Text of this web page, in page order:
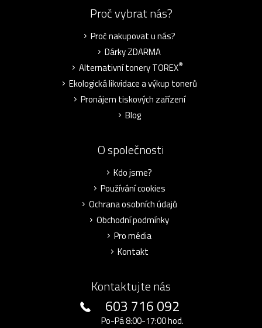
Proč vybrat nás?
Proč nakupovat u nás?
Dárky ZDARMA
Alternativní tonery TOREX®
Ekologická likvidace a výkup tonerů
Pronájem tiskových zařízení
Blog
O společnosti
Kdo jsme?
Používání cookies
Ochrana osobních údajů
Obchodní podmínky
Pro média
Kontakt
Kontaktujte nás
603 716 092
Po-Pá 8:00-17:00 hod.